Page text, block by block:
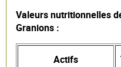
Valeurs nutritionnelles
Granions :
Actifs